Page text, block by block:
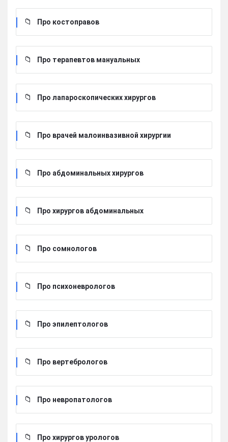
Про костоправов
Про терапевтов мануальных
Про лапароскопических хирургов
Про врачей малоинвазивной хирургии
Про абдоминальных хирургов
Про хирургов абдоминальных
Про сомнологов
Про психоневрологов
Про эпилептологов
Про вертебрологов
Про невропатологов
Про хирургов урологов